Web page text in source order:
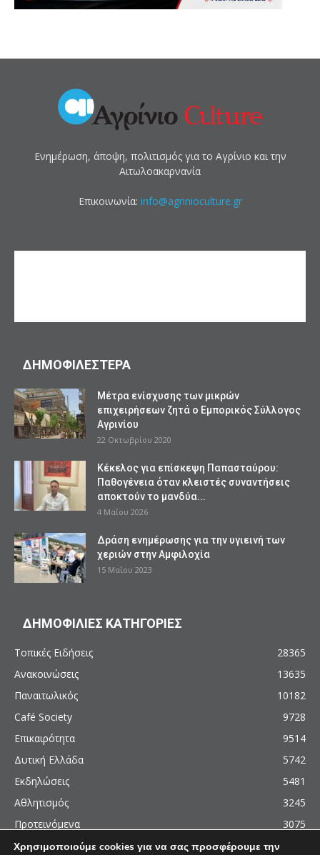
Ενημέρωση, άποψη, πολιτισμός για το Αγρίνιο και την
Αιτωλοακαρνανία
Επικοινωνία: info@agrinioculture.gr
ΔΗΜΟΦΙΛΕΣΤΕΡΑ
Mέτρα ενίσχυσης των μικρών
επιχειρήσεων ζητά ο Εμπορικός Σύλλογος
Αγρινίου
22 Οκτωβρίου 2020
Κέκελος για επίσκεψη Παπασταύρου:
Παθογένεια όταν κλειστές συναντήσεις
αποκτούν το μανδύα...
4 Μαΐου 2026
Δράση ενημέρωσης για την υγιεινή των
χεριών στην Αμφιλοχία
15 Μαΐου 2023
ΔΗΜΟΦΙΛΙΕΣ ΚΑΤΗΓΟΡΙΕΣ
Τοπικές Ειδήσεις
28365
Ανακοινώσεις
13635
Παναιτωλικός
10182
Café Society
9728
Επικαιρότητα
9514
Δυτική Ελλάδα
5742
Εκδηλώσεις
5481
Αθλητισμός
3245
Προτεινόμενα
3075
Χρησιμοποιούμε cookies για να σας προσφέρουμε την